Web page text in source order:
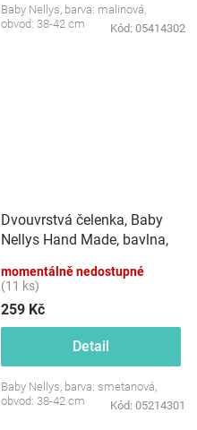
Baby Nellys, barva: malinová,
obvod: 38-42 cm
Kód: 05414302
Dvouvrstvá čelenka, Baby
Nellys Hand Made, bavlna,
80/98
momentálně nedostupné
(11 ks)
259 Kč
Detail
Baby Nellys, barva: smetanová,
obvod: 38-42 cm
Kód: 05214301